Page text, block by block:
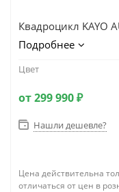
Квадроцикл KAYO
Подробнее
Цвет
от299 990 ₽
Нашли дешевле?
Цена действительна
отличаться от цен в